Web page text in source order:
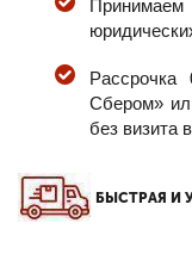
Сбером»
без визита
БЫСТРАЯ И